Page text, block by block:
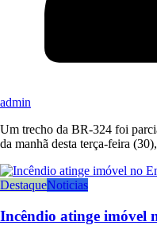
admin
Um trecho da BR-324 foi
da manhã desta terça-feira
DestaqueNoticias
Incêndio atinge imóvel